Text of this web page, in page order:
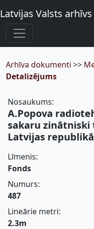
Latvijas Valsts arhīvs
Arhīva dokumenti >>
Detalizējums
Nosaukums:
A.Popova
sakaru
Latvijas
Līmenis:
Fonds
Numurs:
487
Lineārie metri:
2.3m